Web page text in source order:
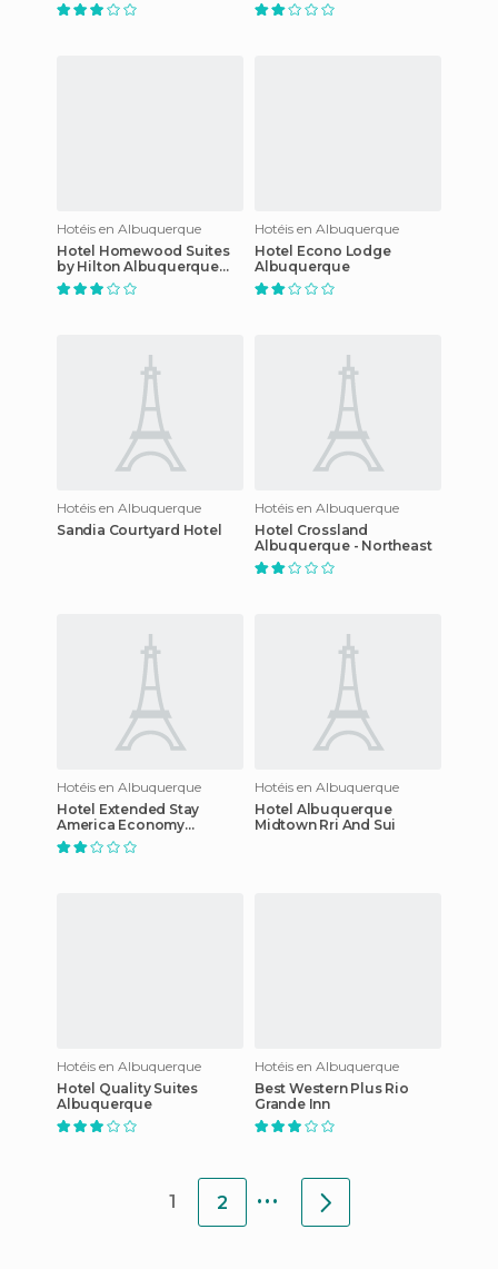
Hotéis en Albuquerque
Hotel Homewood Suites
by Hilton Albuquerque
Airport
Hotéis en Albuquerque
Hotel Econo Lodge
Albuquerque
Hotéis en Albuquerque
Sandia Courtyard Hotel
Hotéis en Albuquerque
Hotel Crossland
Albuquerque - Northeast
Hotéis en Albuquerque
Hotel Extended Stay
America Economy
Albuquerque - Airport
Hotéis en Albuquerque
Hotel Albuquerque
Midtown Rri And Sui
Hotéis en Albuquerque
Hotel Quality Suites
Albuquerque
Hotéis en Albuquerque
Best Western Plus Rio
Grande Inn
1 2 ...